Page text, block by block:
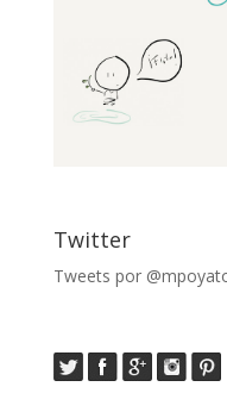
Twitter
Tweets por